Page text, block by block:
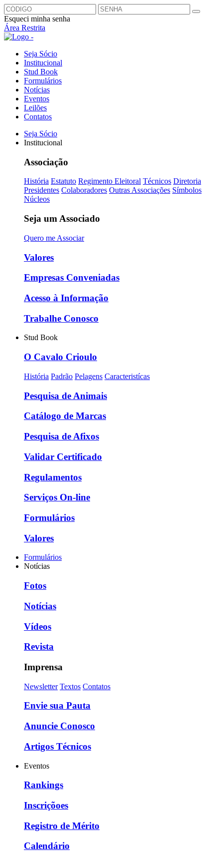
Esqueci minha senha
Área Restrita
Seja Sócio
Institucional
Stud Book
Formulários
Notícias
Eventos
Leilões
Contatos
Seja Sócio
Institucional
Associação
História Estatuto Regimento Eleitoral Técnicos Diretoria
Presidentes Colaboradores Outras Associações Símbolos
Núcleos
Seja um Associado
Quero me Associar
Valores
Empresas Conveniadas
Acesso à Informação
Trabalhe Conosco
Stud Book
O Cavalo Crioulo
História Padrão Pelagens Caracteristícas
Pesquisa de Animais
Catálogo de Marcas
Pesquisa de Afixos
Validar Certificado
Regulamentos
Serviços On-line
Formulários
Valores
Formulários
Notícias
Fotos
Notícias
Vídeos
Revista
Imprensa
Newsletter Textos Contatos
Envie sua Pauta
Anuncie Conosco
Artigos Técnicos
Eventos
Rankings
Inscriçõoes
Registro de Mérito
Calendário